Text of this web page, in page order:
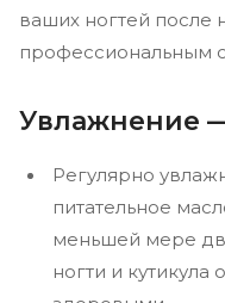
ваших ногтей после
профессиональным
Увлажнение
Регулярно
питательное
меньшей мере
ногти и